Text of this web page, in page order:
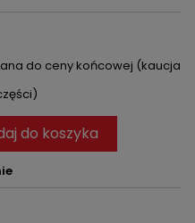
do ceny końcowej (kaucja
do koszyka